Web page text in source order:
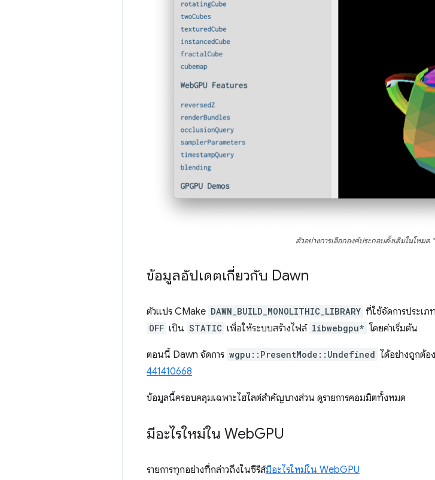
ตัวอย่างการเลือกองค์ประกอบดั้งเดิมในโหม
ข้อมูลอัปเดตเกี่ยวกับ Dawn
ตัวแปร CMake DAWN_BUILD_MONOLITHIC_LIBRARY ที่ใช้จัดการประเภ
OFF เป็น STATIC เพื่อให้ระบบสร้างไฟล์ libwebgpu* โดยค่าเริ่มต้น
ตอนนี้ Dawn จัดการ wgpu::PresentMode::Undefined ได้อย่างถูกต้อ
441410668
ข้อมูลนี้ครอบคลุมเฉพาะไฮไลต์สำคัญบางส่วน ดูรายการคอมมิตทั้งหมด
มีอะไรใหม่ใน WebGPU
รายการทุกอย่างที่กล่าวถึงในซีรีส์มีอะไรใหม่ใน WebGPU